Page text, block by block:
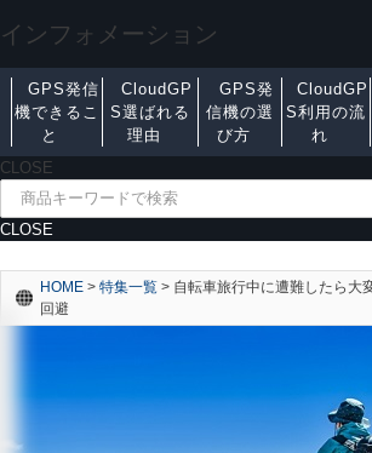
インフォメーション
GPS発信
機できるこ
と
CloudGP
S選ばれる
理由
GPS発
信機の選
び方
CloudGP
S利用の流
れ
CLOSE
CLOSE
HOME > 特集一覧 > 自転車旅行中に遭難したら大
回避